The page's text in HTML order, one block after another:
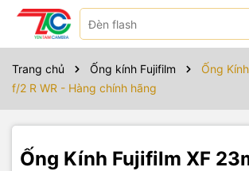
Trang chủ Ống kính Fujifilm
Ống
f/2 R WR - Hàng chính hãng
Ống Kính Fujifilm XF
Sản phẩm bao gồm
Cáp trước 43mm
Cáp sau ngàm FUJIFILM X-Mount
Lens Hood
Vải bọc